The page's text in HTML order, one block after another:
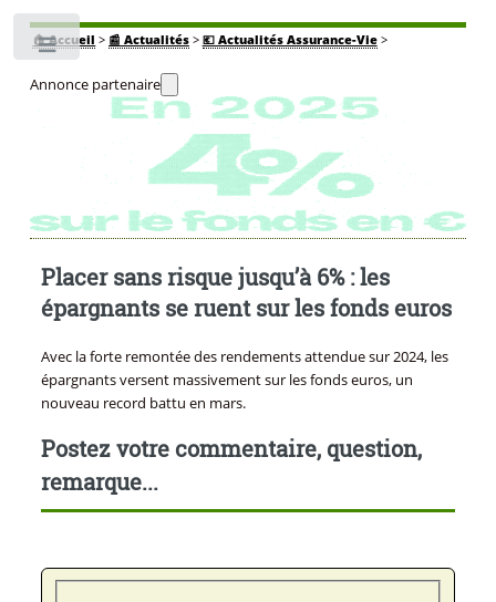
🏠Accueil > 📰 Actualités> 💶 Actualités Assurance-Vie>
Annonce partenaire
Placer sans risque jusqu’à 6% : les
épargnants se ruent sur les fonds euros
Avec la forte remontée des rendements attendue sur 2024, les
épargnants versent massivement sur les fonds euros, un
nouveau record battu en mars.
Postez votre commentaire, question,
remarque...
Toggle